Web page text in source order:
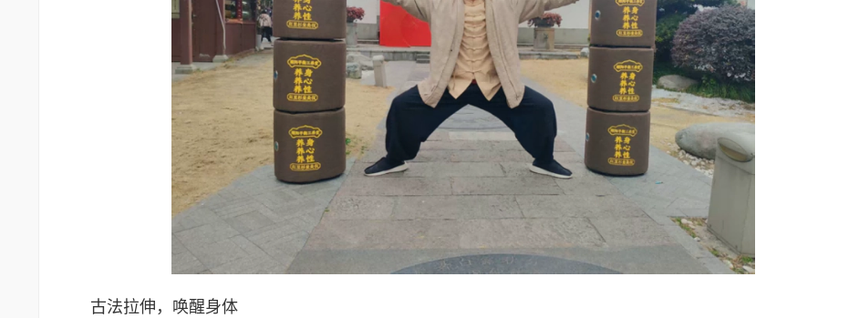
古法拉伸，唤醒身体